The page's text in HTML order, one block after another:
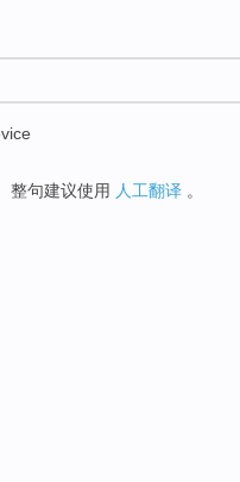
整句建议使用 人工翻译 。